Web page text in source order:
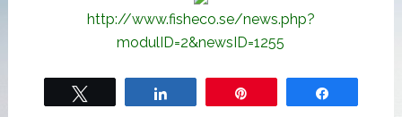
http://www.fisheco.se/news.php?
modulID=2&newsID=1255